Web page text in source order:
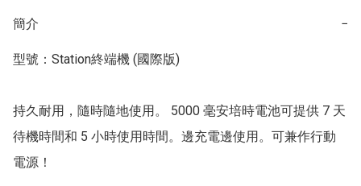
簡介 −
型號：Station終端機 (國際版)
持久耐用，隨時隨地使用。 5000 毫安培時電池可提供 7 天
待機時間和 5 小時使用時間。邊充電邊使用。可兼作行動
電源！